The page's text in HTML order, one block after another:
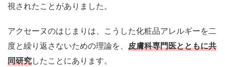
視されたことがありました。
アクセーヌのはじまりは、こうした化粧品アレルギーを二
度と繰り返さないための理論を、 皮膚科専門医とともに共
同研究したことにあります。